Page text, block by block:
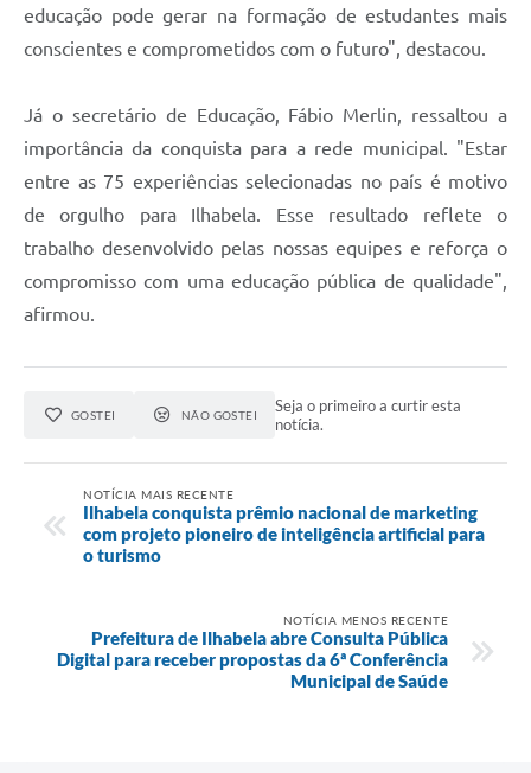
educação pode gerar na formação de estudantes mais
conscientes e comprometidos com o futuro", destacou.
Já o secretário de Educação, Fábio Merlin, ressaltou a
importância da conquista para a rede municipal. "Estar
entre as 75 experiências selecionadas no país é motivo
de orgulho para Ilhabela. Esse resultado reflete o
trabalho desenvolvido pelas nossas equipes e reforça o
compromisso com uma educação pública de qualidade",
afirmou.
GOSTEI NÃO GOSTEI
Seja o primeiro a curtir esta
notícia.
NOTÍCIA MAIS RECENTE
Ilhabela conquista prêmio nacional de marketing
com projeto pioneiro de inteligência artificial para
o turismo
NOTÍCIA MENOS RECENTE
Prefeitura de Ilhabela abre Consulta Pública
Digital para receber propostas da 6ª Conferência
Municipal de Saúde